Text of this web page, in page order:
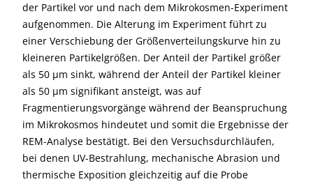
der Partikel vor und nach dem Mikrokosmen-Experiment
aufgenommen. Die Alterung im Experiment führt zu
einer Verschiebung der Größenverteilungskurve hin zu
kleineren Partikelgrößen. Der Anteil der Partikel größer
als 50 µm sinkt, während der Anteil der Partikel kleiner
als 50 µm signifikant ansteigt, was auf
Fragmentierungsvorgänge während der Beanspruchung
im Mikrokosmos hindeutet und somit die Ergebnisse der
REM-Analyse bestätigt. Bei den Versuchsdurchläufen,
bei denen UV-Bestrahlung, mechanische Abrasion und
thermische Exposition gleichzeitig auf die Probe